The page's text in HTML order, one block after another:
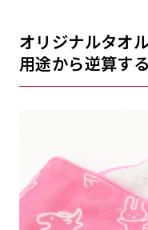
オリジナルタオ
用途から逆算す